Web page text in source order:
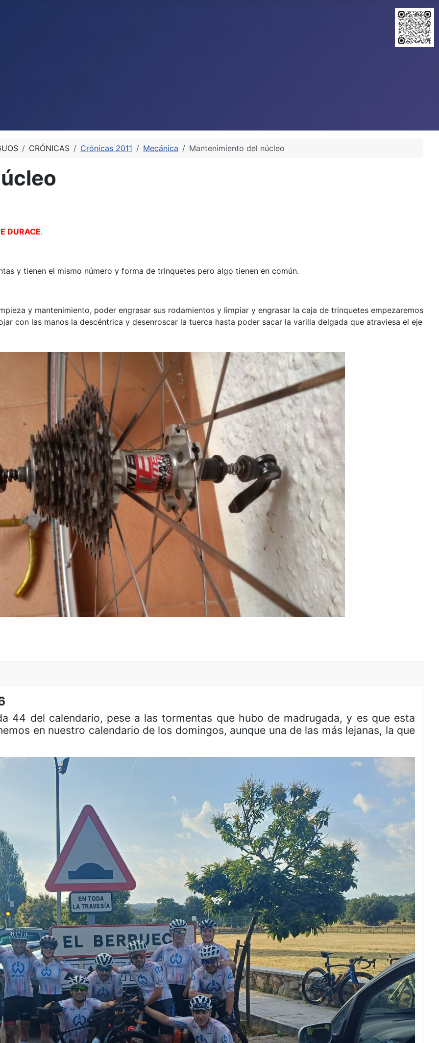
CRÓNICAS Crónicas 2011 Mecánica Mantenimiento del núcleo
DURACE.
y tienen el mismo número y forma de trinquetes pero algo tienen en común.
y mantenimiento, poder engrasar sus rodamientos y limpiar y engrasar la caja de trinquetes empezaremos
con las manos la descéntrica y desenroscar la tuerca hasta poder sacar la varilla delgada que atraviesa el eje
44 del calendario, pese a las tormentas que hubo de madrugada, y es que esta
en nuestro calendario de los domingos, aunque una de las más lejanas, la que